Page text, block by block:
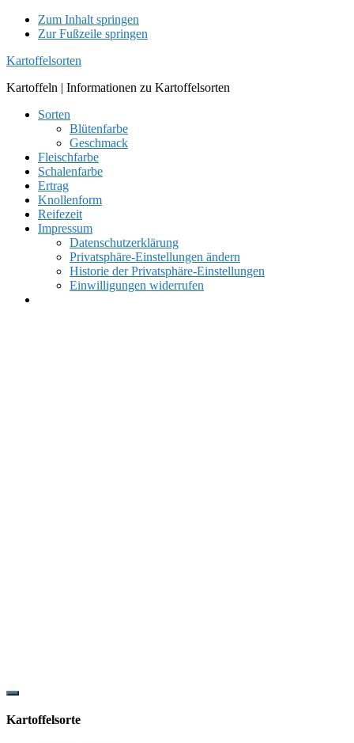
Zum Inhalt springen
Zur Fußzeile springen
Kartoffelsorten
Kartoffeln | Informationen zu Kartoffelsorten
Sorten
Blütenfarbe
Geschmack
Fleischfarbe
Schalenfarbe
Ertrag
Knollenform
Reifezeit
Impressum
Datenschutzerklärung
Privatsphäre-Einstellungen ändern
Historie der Privatsphäre-Einstellungen
Einwilligungen widerrufen
Show
Content
Kartoffelsorte